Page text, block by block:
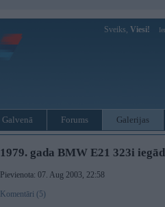
Sveiks, Viesi!
Galvenā Forums Galerijas
1979. gada BMW E21 323i
Pievienota: 07. Aug 2003, 22:58
Komentāri (5)